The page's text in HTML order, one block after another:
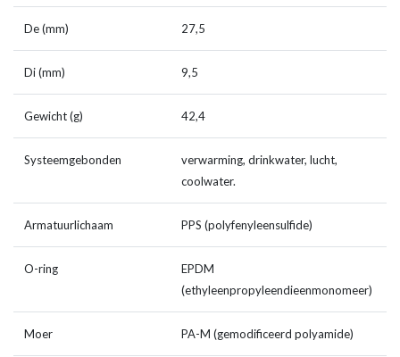
De (mm) 27,5
Di (mm) 9,5
Gewicht (g) 42,4
Systeemgebonden
verwarming, drinkwater, lucht,
coolwater.
Armatuurlichaam PPS (polyfenyleensulfide)
O-ring
EPDM
(ethyleenpropyleendieenmonomeer)
Moer PA-M (gemodificeerd polyamide)